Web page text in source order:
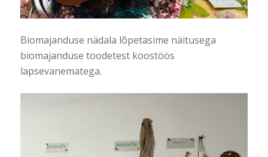
Biomajanduse nädala lõpetasime näitusega
biomajanduse toodetest koostöös
lapsevanematega.